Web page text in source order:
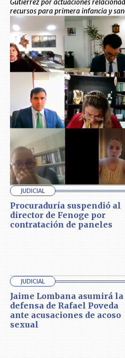
Gutiérrez por actuaciones
recursos para primera infancia y
JUDICIAL
Procuraduría suspendió al
director de Fenoge por
contratación de paneles
JUDICIAL
Jaime Lombana asumirá la
defensa de Rafael Poveda
ante acusaciones de acoso
sexual